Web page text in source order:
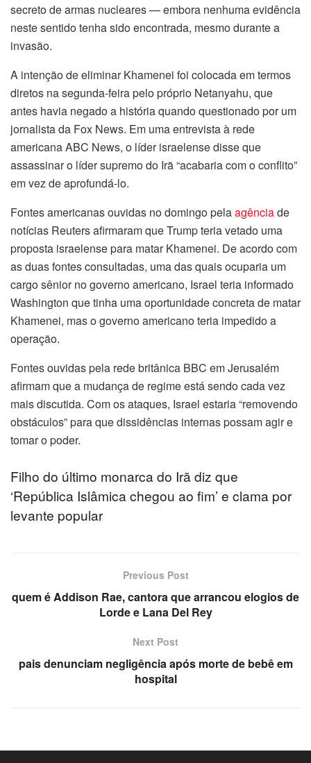
secreto de armas nucleares — embora nenhuma evidência
neste sentido tenha sido encontrada, mesmo durante a
invasão.
A intenção de eliminar Khamenei foi colocada em termos
diretos na segunda-feira pelo próprio Netanyahu, que
antes havia negado a história quando questionado por um
jornalista da Fox News. Em uma entrevista à rede
americana ABC News, o líder israelense disse que
assassinar o líder supremo do Irã “acabaria com o conflito”
em vez de aprofundá-lo.
Fontes americanas ouvidas no domingo pelaagênciade
notícias Reuters afirmaram que Trump teria vetado uma
proposta israelense para matar Khamenei. De acordo com
as duas fontes consultadas, uma das quais ocuparia um
cargo sênior no governo americano, Israel teria informado
Washington que tinha uma oportunidade concreta de matar
Khamenei, mas o governo americano teria impedido a
operação.
Fontes ouvidas pela rede britânica BBC em Jerusalém
afirmam que a mudança de regime está sendo cada vez
mais discutida. Com os ataques, Israel estaria “removendo
obstáculos” para que dissidências internas possam agir e
tomar o poder.
Filho do último monarca do Irã diz que
‘República Islâmica chegou ao fim’ e clama por
levante popular
Previous Post
quem é Addison Rae, cantora que arrancou elogios de
Lorde e Lana Del Rey
Next Post
pais denunciam negligência após morte de bebê em
hospital